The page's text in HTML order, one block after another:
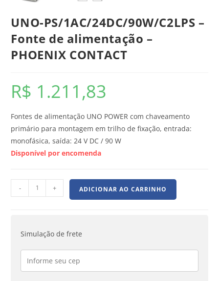
UNO-PS/1AC/24DC/90W/C2LPS –
Fonte de alimentação –
PHOENIX CONTACT
R$ 1.211,83
Fontes de alimentação UNO POWER com chaveamento
primário para montagem em trilho de fixação, entrada:
monofásica, saída: 24 V DC / 90 W
Disponível por encomenda
- + ADICIONAR AO CARRINHO
Simulação de frete